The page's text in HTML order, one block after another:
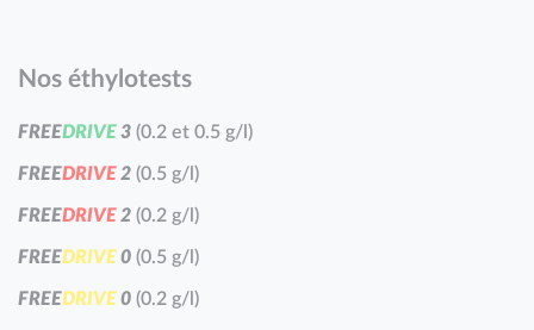
Nos éthylotests
FREEDRIVE3 (0.2 et 0.5 g/l)
FREEDRIVE2 (0.5 g/l)
FREEDRIVE2 (0.2 g/l)
FREEDRIVE0 (0.5 g/l)
FREEDRIVE0 (0.2 g/l)